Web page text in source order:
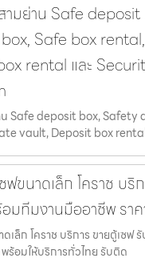
ามย่าน Safe deposit
Safe box
rental และ
น Safe deposit box, Safety
vault, Deposit box rental
ขนาดเล็ก โคราช บริ
มทีมงานมืออาชีพ รา
เล็ก โคราช บริการ ขายตู้เซฟ
อมให้บริการทั่วไทย รับติด